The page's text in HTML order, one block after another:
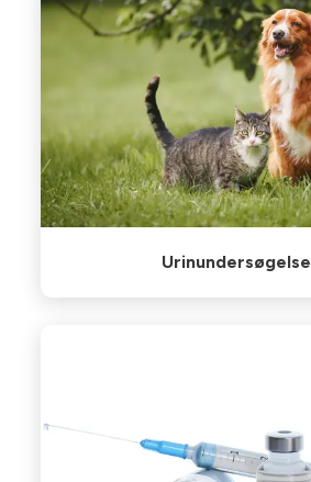
Urinundersøgelse